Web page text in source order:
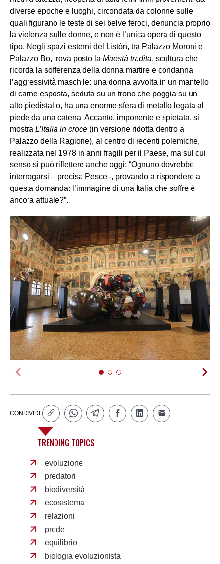
diverse epoche e luoghi, circondata da colonne sulle
quali figurano le teste di sei belve feroci, denuncia proprio
la violenza sulle donne, e non è l’unica opera di questo
tipo. Negli spazi esterni del Listón, tra Palazzo Moroni e
Palazzo Bo, trova posto la Maestà tradita, scultura che
ricorda la sofferenza della donna martire e condanna
l’aggressività maschile: una donna avvolta in un mantello
di carne esposta, seduta su un trono che poggia su un
alto piedistallo, ha una enorme sfera di metallo legata al
piede da una catena. Accanto, imponente e spietata, si
mostra L’Italia in croce (in versione ridotta dentro a
Palazzo della Ragione), al centro di recenti polemiche,
realizzata nel 1978 in anni fragili per il Paese, ma sul cui
senso si può riflettere anche oggi: “Ognuno dovrebbe
interrogarsi – precisa Pesce -, provando a rispondere a
questa domanda: l’immagine di una Italia che soffre è
ancora attuale?”.
CONDIVIDI
TRENDING TOPICS
evoluzione
predatori
biodiversità
ecosistema
relazioni
prede
equilibrio
biologia evoluzionista